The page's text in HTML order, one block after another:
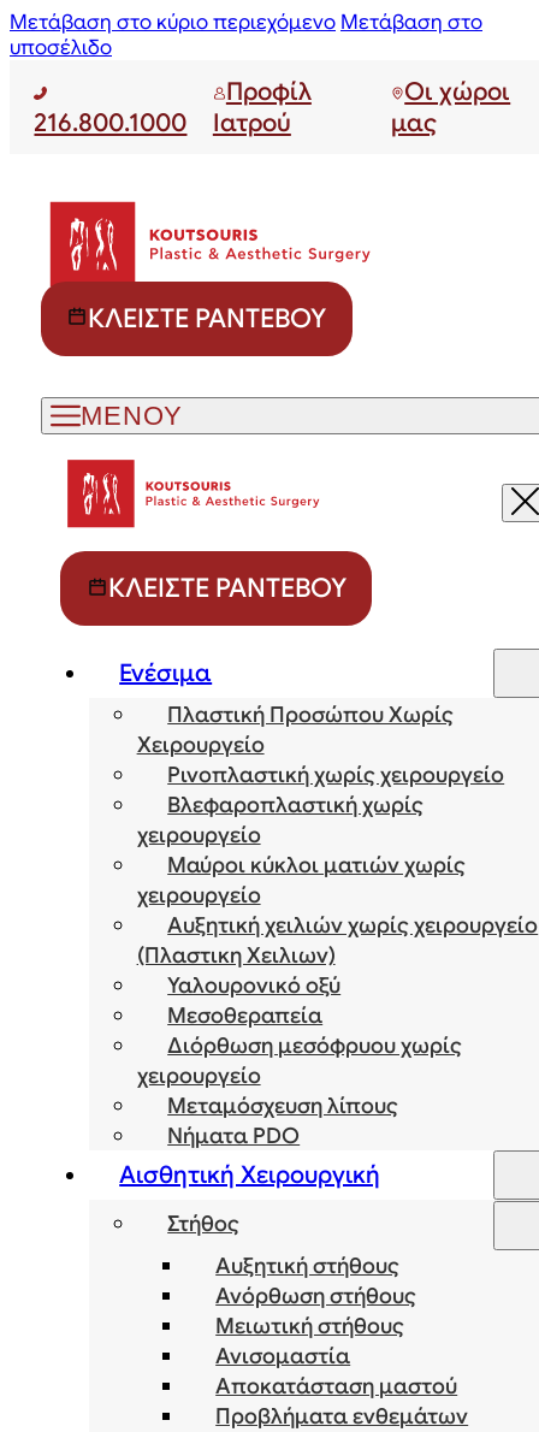
Μετάβαση στο κύριο περιεχόμενο Μετάβαση στο
υποσέλιδο
216.800.1000
Προφίλ
Ιατρού
Οι χώροι
μας
ΚΛΕΊΣΤΕ ΡΑΝΤΕΒΟΎ
ΚΛΕΊΣΤΕ ΡΑΝΤΕΒΟΎ
Ενέσιμα
Πλαστική Προσώπου Χωρίς
Χειρουργείο
Ρινοπλαστική χωρίς χειρουργείο
Βλεφαροπλαστική χωρίς
χειρουργείο
Μαύροι κύκλοι ματιών χωρίς
χειρουργείο
Αυξητική χειλιών χωρίς χειρουργείο
(Πλαστικη Χειλιων)
Υαλουρονικό οξύ
Μεσοθεραπεία
Διόρθωση μεσόφρυου χωρίς
χειρουργείο
Μεταμόσχευση λίπους
Νήματα PDO
Αισθητική Χειρουργική
Στήθος
Αυξητική στήθους
Ανόρθωση στήθους
Μειωτική στήθους
Ανισομαστία
Αποκατάσταση μαστού
Προβλήματα ενθεμάτων